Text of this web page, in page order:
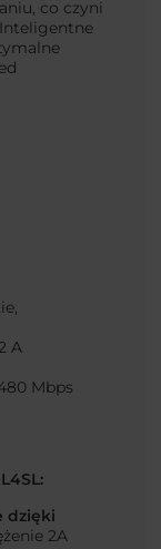
co czyni
A
Mbps
dzięki
2A